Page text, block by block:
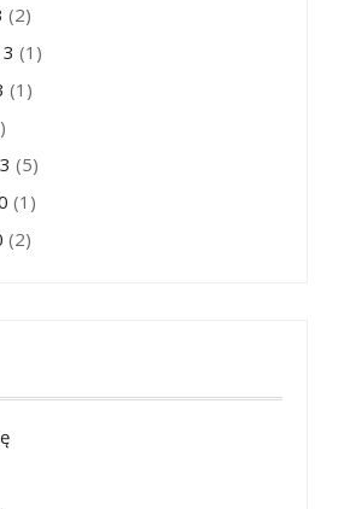
(2)
(1)
(1)
(5)
(1)
(2)